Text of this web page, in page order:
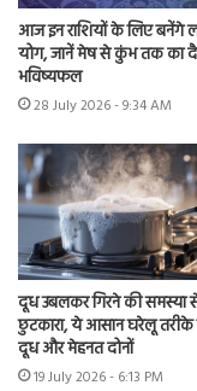
आज इन राशियों के लिए बनेंगे
योग, जानें मेष से कुंभ तक का
भविष्यफल
28 July 2026 - 9:34 AM
दूध उबलकर गिरने की समस्या
छुटकारा, ये आसान घरेलू
दूध और मेहनत दोनों
19 July 2026 - 6:13 PM